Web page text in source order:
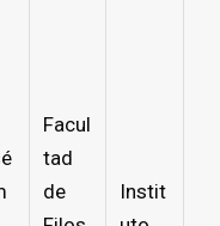
Facul
tad
de
Instit